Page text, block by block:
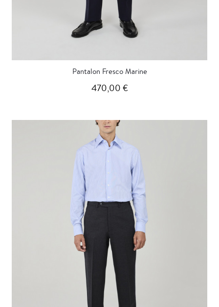
Pantalon Fresco Marine
470,00 €